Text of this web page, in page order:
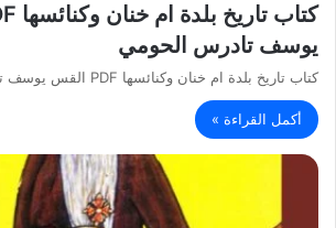
يوسف تادرس الحومي
كتاب تاريخ بلدة ام خنان وكنائسها PDF القس يوسف تادرس الحومي
أكمل القراءة »